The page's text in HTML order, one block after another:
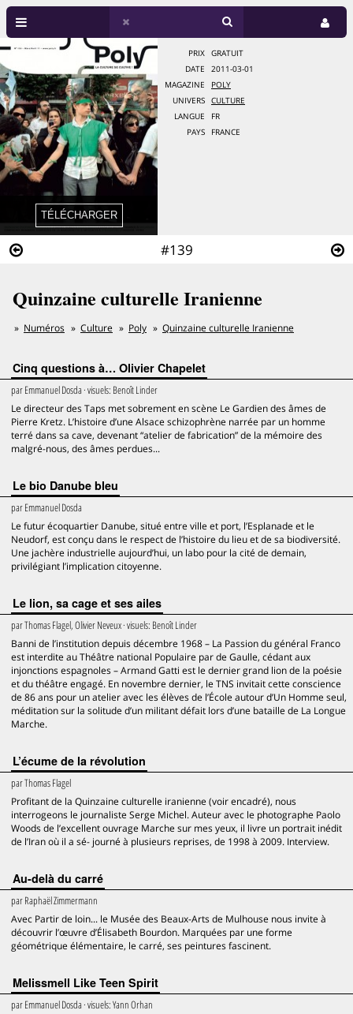
#139
PRIX
GRATUIT
DATE
2011-03-01
MAGAZINE
POLY
UNIVERS
CULTURE
LANGUE
FR
PAYS
FRANCE
Quinzaine culturelle Iranienne
Numéros Culture Poly Quinzaine culturelle Iranienne
Cinq questions à… Olivier Chapelet
parEmmanuel Dosda · visuels: Benoît Linder
Le directeur des Taps met sobrement en scène Le Gardien des âmes de
Pierre Kretz. L’histoire d’une Alsace schizophrène narrée par un homme
terré dans sa cave, devenant “atelier de fabrication” de la mémoire des
malgré-nous, des âmes perdues...
Le bio Danube bleu
parEmmanuel Dosda
Le futur écoquartier Danube, situé entre ville et port, l’Esplanade et le
Neudorf, est conçu dans le respect de l’histoire du lieu et de sa biodiversité.
Une jachère industrielle aujourd’hui, un labo pour la cité de demain,
privilégiant l’implication citoyenne.
Le lion, sa cage et ses ailes
parThomas Flagel, Olivier Neveux· visuels: Benoît Linder
Banni de l’institution depuis décembre 1968 – La Passion du général Franco
est interdite au Théâtre national Populaire par de Gaulle, cédant aux
injonctions espagnoles – Armand Gatti est le dernier grand lion de la poésie
et du théâtre engagé. En novembre dernier, le TNS invitait cette conscience
de 86 ans pour un atelier avec les élèves de l’École autour d’Un Homme seul,
méditation sur la solitude d’un militant défait lors d’une bataille de La Longue
Marche.
L’écume de la révolution
parThomas Flagel
Profitant de la Quinzaine culturelle iranienne (voir encadré), nous
interrogeons le journaliste Serge Michel. Auteur avec le photographe Paolo
Woods de l’excellent ouvrage Marche sur mes yeux, il livre un portrait inédit
de l’Iran où il a sé- journé à plusieurs reprises, de 1998 à 2009. Interview.
Au-delà du carré
parRaphaël Zimmermann
Avec Partir de loin... le Musée des Beaux-Arts de Mulhouse nous invite à
découvrir l’œuvre d’Élisabeth Bourdon. Marquées par une forme
géométrique élémentaire, le carré, ses peintures fascinent.
Melissmell Like Teen Spirit
parEmmanuel Dosda · visuels:Yann Orhan